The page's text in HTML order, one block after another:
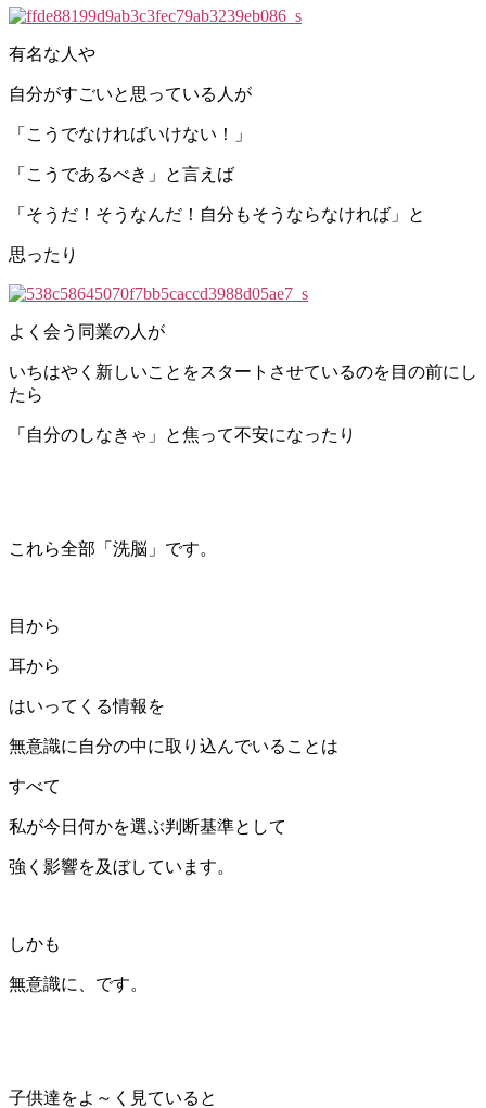
有名な人や
自分がすごいと思っている人が
「こうでなければいけない！」
「こうであるべき」と言えば
「そうだ！そうなんだ！自分もそうならなければ」と
思ったり
よく会う同業の人が
いちはやく新しいことをスタートさせているのを目の前にし
たら
「自分のしなきゃ」と焦って不安になったり
これら全部「洗脳」です。
目から
耳から
はいってくる情報を
無意識に自分の中に取り込んでいることは
すべて
私が今日何かを選ぶ判断基準として
強く影響を及ぼしています。
しかも
無意識に、です。
子供達をよ～く見ていると